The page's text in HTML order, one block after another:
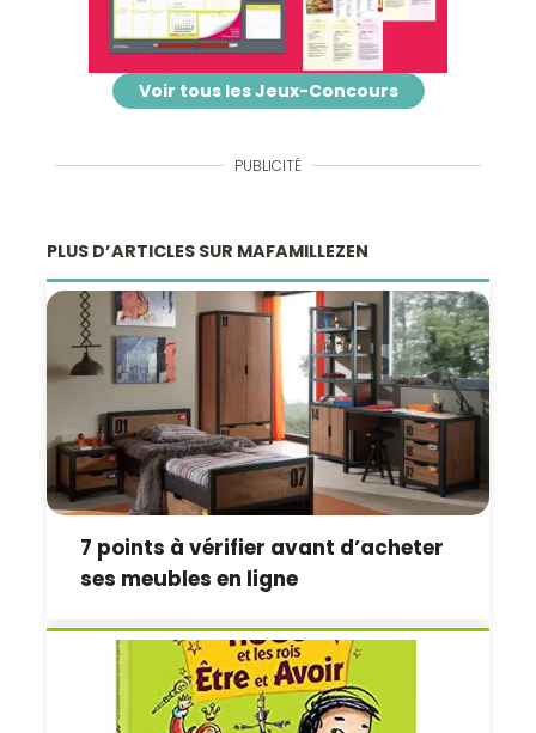
Voir tous les Jeux-Concours
PUBLICITÉ
PLUS D’ARTICLES SUR MAFAMILLEZEN
7 points à vérifier avant d’acheter
ses meubles en ligne